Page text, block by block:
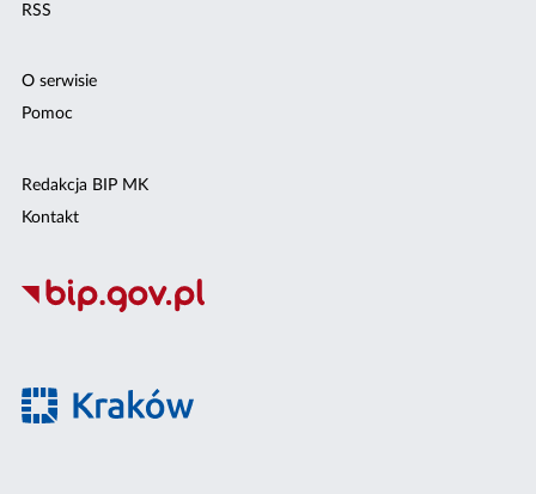
RSS
O serwisie
Pomoc
Redakcja BIP MK
Kontakt